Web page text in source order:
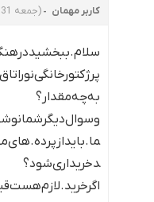
کاربر مهمان (جمعه 31 شهریور 1402 - 14:59)
به‌چه‌مقدار‌؟‌
د‌خریداری‌شود‌؟‌